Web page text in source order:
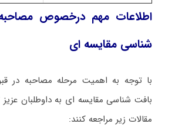
اطلاعات مهم درخصوص
شناسی مقایسه ای
با توجه به اهمیت مرحله مصاحبه در
بافت شناسی مقایسه ای به داوطلبان
مقالات زیر مراجعه کنند: